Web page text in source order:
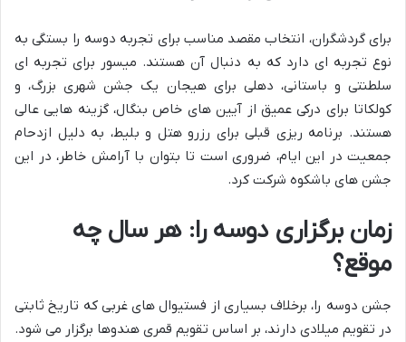
برای گردشگران، انتخاب مقصد مناسب برای تجربه دوسه را بستگی به
نوع تجربه ای دارد که به دنبال آن هستند. میسور برای تجربه ای
سلطنتی و باستانی، دهلی برای هیجان یک جشن شهری بزرگ، و
کولکاتا برای درکی عمیق از آیین های خاص بنگال، گزینه هایی عالی
هستند. برنامه ریزی قبلی برای رزرو هتل و بلیط، به دلیل ازدحام
جمعیت در این ایام، ضروری است تا بتوان با آرامش خاطر، در این
جشن های باشکوه شرکت کرد.
زمان برگزاری دوسه را: هر سال چه
موقع؟
جشن دوسه را، برخلاف بسیاری از فستیوال های غربی که تاریخ ثابتی
در تقویم میلادی دارند، بر اساس تقویم قمری هندوها برگزار می شود.